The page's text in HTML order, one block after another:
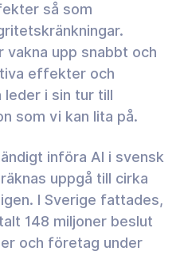
så som
vakna upp snabbt och
effekter och
i sin tur till
som vi kan lita på.
införa AI i svensk
uppgå till cirka
I Sverige fattades,
148 miljoner beslut
och företag under